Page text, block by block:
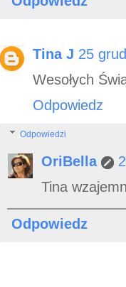
Tina J 25
Wesołych
Odpowiedz
Odpowiedzi
OriBella
Tina
Odpowiedz